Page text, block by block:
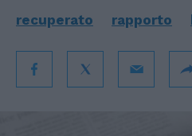
recuperato rapporto